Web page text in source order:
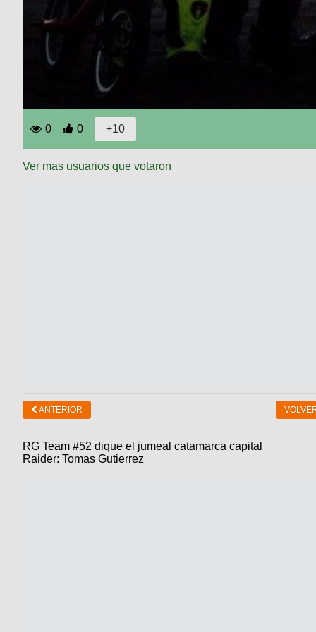
0 0
Ver mas usuarios que votaron
ANTERIOR
RG Team #52 dique el jumeal catamarca capital
Raider: Tomas Gutierrez